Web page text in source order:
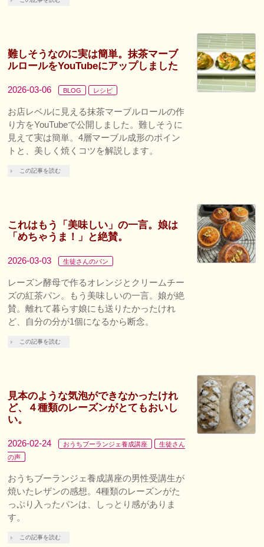
難しそうなのに実は簡単。抹茶マーブ
ルロールをYouTubeにアップしました
2026-03-06 BLOG レシピ
お店レベルに見える抹茶マーブルロールの作
り方をYouTubeで公開しました。難しそうに
見えて実は簡単。4層マーブル成形のポイン
トと、美しく焼くコツを解説します。
この記事を読む
これはもう「美味しい」の一言。娘は
「めちゃうま！」と絶賛。
2026-03-03 生徒さんのパン
レーズン酵母で作るオレンジとクリームチー
ズの紅茶パン。もう美味しいの一言。娘が絶
賛。離れて暮らす娘にも送りたかったけれ
ど、自分の分が1個になるから断念。
この記事を読む
見本のような気泡ができなかったけれ
ど、４種類のレーズンがとてもおいし
い。
2026-02-24 おうちブーランジェ養成講座
生徒さん
の声
おうちブーランジェ養成講座の男性受講生が
焼いたレザンの感想。4種類のレーズンがた
っぷり入ったパンは、しっとり感がありま
す。
この記事を読む